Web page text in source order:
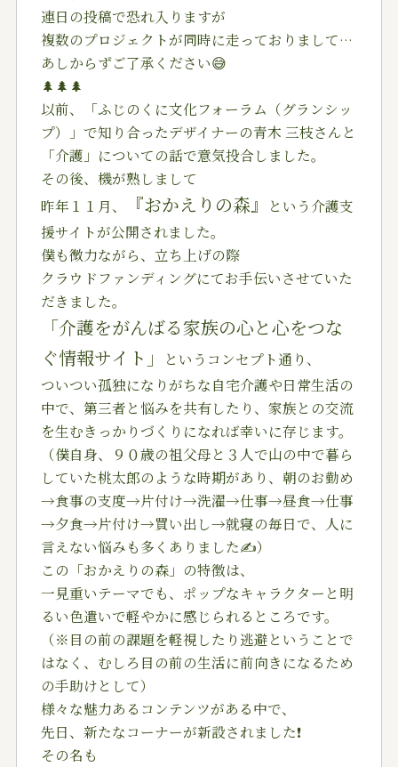
連日の投稿で恐れ入りますが
複数のプロジェクトが同時に走っておりまして…
あしからずご了承ください😅
🌲🌲🌲
以前、「ふじのくに文化フォーラム（グランシッ
プ）」で知り合ったデザイナーの青木 三枝さんと
「介護」についての話で意気投合しました。
その後、機が熟しまして
昨年１１月、
『おかえりの森』
という介護支
援サイトが公開されました。
僕も微力ながら、立ち上げの際
クラウドファンディングにてお手伝いさせていた
だきました。
「介護をがんばる家族の心と心をつな
ぐ情報サイト」
というコンセプト通り、
ついつい孤独になりがちな自宅介護や日常生活の
中で、第三者と悩みを共有したり、家族との交流
を生むきっかりづくりになれば幸いに存じます。
（僕自身、９０歳の祖父母と３人で山の中で暮ら
していた桃太郎のような時期があり、朝のお勤め
→食事の支度→片付け→洗濯→仕事→昼食→仕事
→夕食→片付け→買い出し→就寝の毎日で、人に
言えない悩みも多くありました✍️）
この「おかえりの森」の特徴は、
一見重いテーマでも、ポップなキャラクターと明
るい色遣いで軽やかに感じられるところです。
（※目の前の課題を軽視したり逃避ということで
はなく、むしろ目の前の生活に前向きになるため
の手助けとして）
様々な魅力あるコンテンツがある中で、
先日、新たなコーナーが新設されました❗️
その名も